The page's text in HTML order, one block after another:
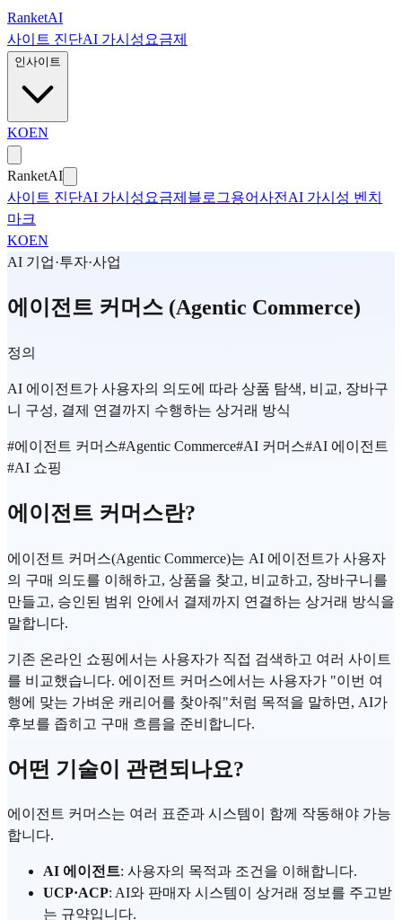
본문으로 건너뛰기
RanketAI
사이트 진단AI 가시성 요금제
인사이트
KOEN
RanketAI
사이트 진단AI 가시성 요금제 블로그용어사전 AI 가시성 벤치
마크
KOEN
AI 기업·투자·사업
에이전트 커머스 (Agentic Commerce)
정의
AI 에이전트가 사용자의 의도에 따라 상품 탐색, 비교, 장바구
니 구성, 결제 연결까지 수행하는 상거래 방식
#에이전트 커머스#Agentic Commerce#AI 커머스#AI 에이전트
#AI 쇼핑
에이전트 커머스란?
에이전트 커머스(Agentic Commerce)는 AI 에이전트가 사용자
의 구매 의도를 이해하고, 상품을 찾고, 비교하고, 장바구니를
만들고, 승인된 범위 안에서 결제까지 연결하는 상거래 방식을
말합니다.
기존 온라인 쇼핑에서는 사용자가 직접 검색하고 여러 사이트
를 비교했습니다. 에이전트 커머스에서는 사용자가 "이번 여
행에 맞는 가벼운 캐리어를 찾아줘"처럼 목적을 말하면, AI가
후보를 좁히고 구매 흐름을 준비합니다.
어떤 기술이 관련되나요?
에이전트 커머스는 여러 표준과 시스템이 함께 작동해야 가능
합니다.
AI 에이전트: 사용자의 목적과 조건을 이해합니다.
UCP·ACP: AI와 판매자 시스템이 상거래 정보를 주고받
는 규약입니다.